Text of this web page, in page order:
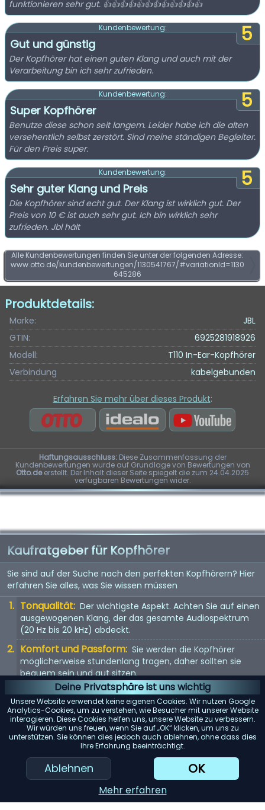
Deine Privatsphäre ist uns wichtig
Unsere Website verwendet keine eigenen Cookies. Wir nutzen Google
Analytics-Cookies, um zu verstehen, wie Besucher mit unserer Website
interagieren. Diese Cookies helfen uns, unsere Website zu verbessern.
Wir würden uns freuen, wenn Sie auf „OK“ klicken, um uns zu
unterstützen. Sie können dies jedoch auch ablehnen, ohne dass dies
Ihre Erfahrung beeinträchtigt.
Ablehnen OK
Mehr erfahren
funktionieren sehr gut. 👍👍👍👍👍👍👍👍👍👍👍👍
5
Kundenbewertung:
Gut und günstig
Der Kopfhörer hat einen guten Klang und auch mit der
Verarbeitung bin ich sehr zufrieden.
5
Kundenbewertung:
Super Kopfhörer
Benutze diese schon seit langem. Leider habe ich die alten
versehentlich selbst zerstört. Sind meine ständigen Begleiter.
Für den Preis super.
5
Kundenbewertung:
Sehr guter Klang und Preis
Die Kopfhörer sind echt gut. Der Klang ist wirklich gut. Der
Preis von 10 € ist auch sehr gut. Ich bin wirklich sehr
zufrieden. Jbl hält
Alle Kundenbewertungen finden Sie unter der folgenden Adresse:
www.otto.de/kundenbewertungen/1130541767/#variationId=1130
645286
Produktdetails:
Marke:
JBL
GTIN:
6925281918926
Modell:
T110 In-Ear-Kopfhörer
Verbindung
kabelgebunden
Erfahren Sie mehr über dieses Produkt:
Haftungsausschluss:Diese Zusammenfassung der
Kundenbewertungen wurde auf Grundlage von Bewertungen von
Otto.deerstellt. Der Inhalt dieser Seite spiegelt die zum 24.04.2025
verfügbaren Bewertungen wider.
Kaufratgeber für Kopfhörer
Sie sind auf der Suche nach den perfekten Kopfhörern? Hier
erfahren Sie alles, was Sie wissen müssen
Tonqualität: Der wichtigste Aspekt. Achten Sie auf einen
ausgewogenen Klang, der das gesamte Audiospektrum
(20 Hz bis 20 kHz) abdeckt.
Komfort und Passform: Sie werden die Kopfhörer
möglicherweise stundenlang tragen, daher sollten sie
bequem sein und gut sitzen.
Kopfhörertyp: In-Ear, On-Ear oder Over-Ear? Jeder Typ
hat seine Vor- und Nachteile. Wählen Sie entsprechend
Ihren Vorlieben.
Mit Kabel oder kabellos: Kabellose Kopfhörer bieten
Bewegungsfreiheit, aber kabelgebundene Kopfhörer
bieten in der Regel eine bessere Tonqualität.
KI-Einkaufsassistent